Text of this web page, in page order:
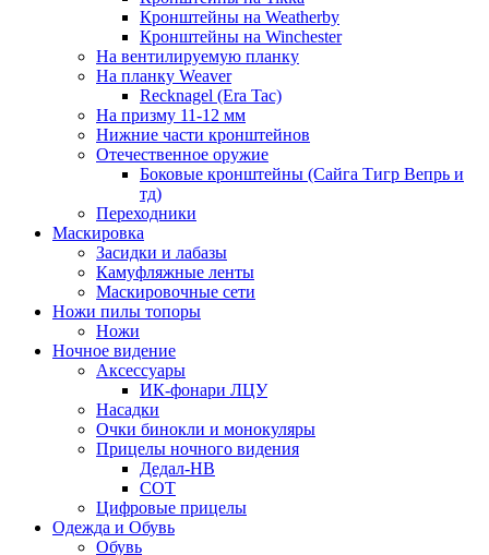
Кронштейны на Weatherby
Кронштейны на Winchester
На вентилируемую планку
На планку Weaver
Recknagel (Era Tac)
На призму 11-12 мм
Нижние части кронштейнов
Отечественное оружие
Боковые кронштейны (Сайга Тигр Вепрь и
тд)
Переходники
Маскировка
Засидки и лабазы
Камуфляжные ленты
Маскировочные сети
Ножи пилы топоры
Ножи
Ночное видение
Аксессуары
ИК-фонари ЛЦУ
Насадки
Очки бинокли и монокуляры
Прицелы ночного видения
Дедал-НВ
СОТ
Цифровые прицелы
Одежда и Обувь
Обувь